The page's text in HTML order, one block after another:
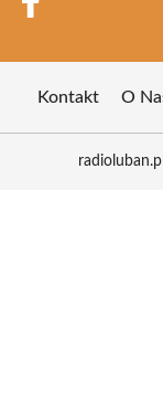
Kontakt O